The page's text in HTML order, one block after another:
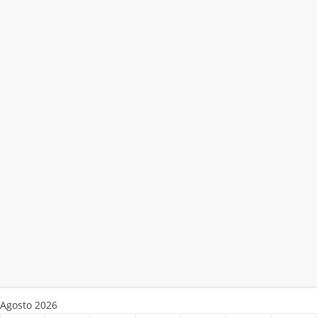
Agosto 2026